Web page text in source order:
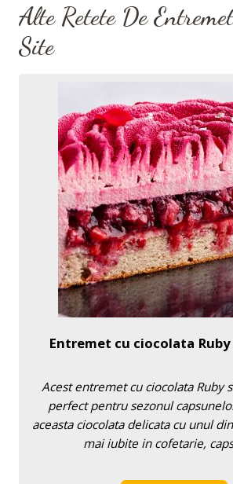
Alte Retete De
Site
Entremet cu ciocolata
Acest entremet cu ciocolata Ruby
perfect pentru sezonul
aceasta ciocolata delicata cu unul
mai iubite in cofetarie,